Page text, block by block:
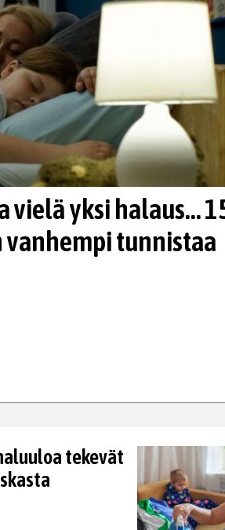
vielä yksi halaus…
tunnistaa
tekevät